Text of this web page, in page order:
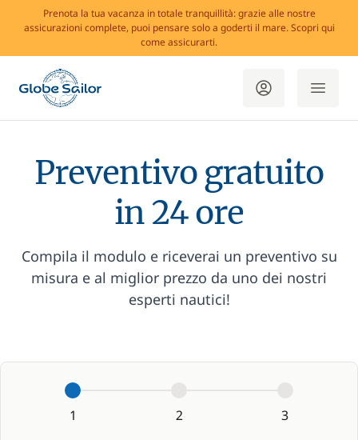
Prenota la tua vacanza in totale tranquillità: grazie alle nostre
assicurazioni complete, puoi pensare solo a goderti il mare. Scopri qui
come assicurarti.
Preventivo gratuito
in 24 ore
Compila il modulo e riceverai un preventivo su
misura e al miglior prezzo da uno dei nostri
esperti nautici!
1 2 3